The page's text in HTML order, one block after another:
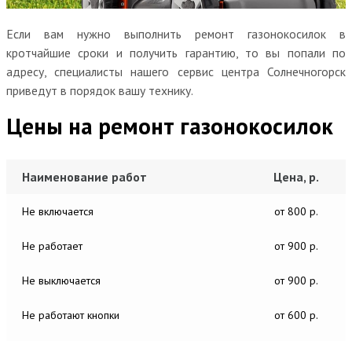
Если вам нужно выполнить ремонт газонокосилок в
кротчайшие сроки и получить гарантию, то вы попали по
адресу, специалисты нашего сервис центра Солнечногорск
приведут в порядок вашу технику.
Цены на ремонт газонокосилок
Наименование работ Цена, р.
Не включается от 800 р.
Не работает от 900 р.
Не выключается от 900 р.
Не работают кнопки от 600 р.